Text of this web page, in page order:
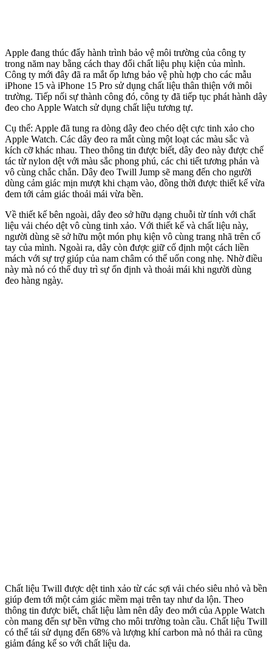
Apple đang thúc đẩy hành trình bảo vệ môi trường của công ty
trong năm nay bằng cách thay đổi chất liệu phụ kiện của mình.
Công ty mới đây đã ra mắt ốp lưng bảo vệ phù hợp cho các mẫu
iPhone 15 và iPhone 15 Pro sử dụng chất liệu thân thiện với môi
trường. Tiếp nối sự thành công đó, công ty đã tiếp tục phát hành dây
đeo cho Apple Watch sử dụng chất liệu tương tự.
Cụ thể: Apple đã tung ra dòng dây đeo chéo dệt cực tinh xảo cho
Apple Watch. Các dây đeo ra mắt cùng một loạt các màu sắc và
kích cỡ khác nhau. Theo thông tin được biết, dây đeo này được chế
tác từ nylon dệt với màu sắc phong phú, các chi tiết tương phản và
vô cùng chắc chắn. Dây đeo Twill Jump sẽ mang đến cho người
dùng cảm giác mịn mượt khi chạm vào, đồng thời được thiết kế vừa
đem tới cảm giác thoải mái vừa bền.
Về thiết kế bên ngoài, dây đeo sở hữu dạng chuỗi từ tính với chất
liệu vải chéo dệt vô cùng tinh xảo. Với thiết kế và chất liệu này,
người dùng sẽ sở hữu một món phụ kiện vô cùng trang nhã trên cổ
tay của mình. Ngoài ra, dây còn được giữ cố định một cách liền
mách với sự trợ giúp của nam châm có thể uốn cong nhẹ. Nhờ điều
này mà nó có thể duy trì sự ổn định và thoải mái khi người dùng
đeo hàng ngày.
Chất liệu Twill được dệt tinh xảo từ các sợi vải chéo siêu nhỏ và bền
giúp đem tới một cảm giác mềm mại trên tay như da lộn. Theo
thông tin được biết, chất liệu làm nên dây đeo mới của Apple Watch
còn mang đến sự bền vững cho môi trường toàn cầu. Chất liệu Twill
có thể tái sử dụng đến 68% và lượng khí carbon mà nó thải ra cũng
giảm đáng kể so với chất liệu da.